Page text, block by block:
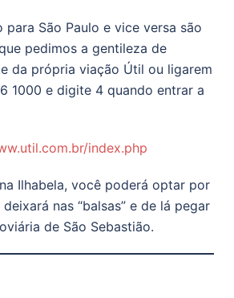
para São Paulo e vice versa são
pedimos a gentileza de
da própria viação Útil ou ligarem
1000 e digite 4 quando entrar a
index.php
Ilhabela, você poderá optar por
nas “balsas” e de lá pegar
de São Sebastião.